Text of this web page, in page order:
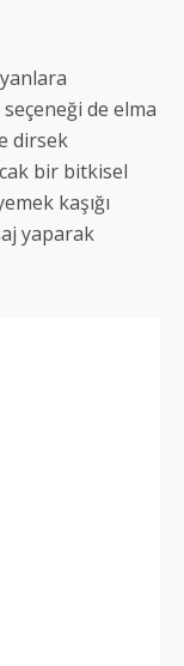
de elma
dirsek
bir bitkisel
kaşığı
yaparak